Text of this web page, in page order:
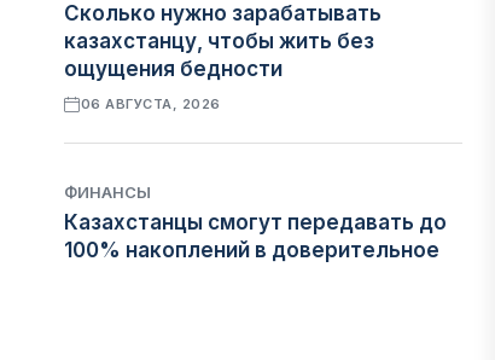
Сколько нужно зарабатывать
казахстанцу, чтобы жить без
ощущения бедности
06 АВГУСТА, 2026
ФИНАНСЫ
Казахстанцы смогут передавать до
100% накоплений в доверительное